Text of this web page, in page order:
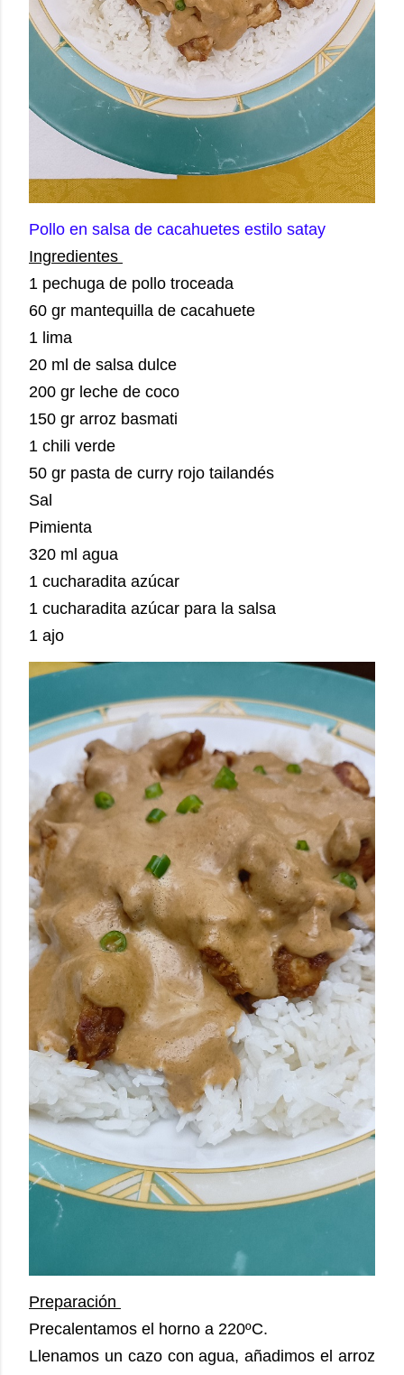
Pollo en salsa de cacahuetes estilo satay
Ingredientes
1 pechuga de pollo troceada
60 gr mantequilla de cacahuete
1 lima
20 ml de salsa dulce
200 gr leche de coco
150 gr arroz basmati
1 chili verde
50 gr pasta de curry rojo tailandés
Sal
Pimienta
320 ml agua
1 cucharadita azúcar
1 cucharadita azúcar para la salsa
1 ajo
Preparación
Precalentamos el horno a 220ºC.
Llenamos un cazo con agua, añadimos el arroz